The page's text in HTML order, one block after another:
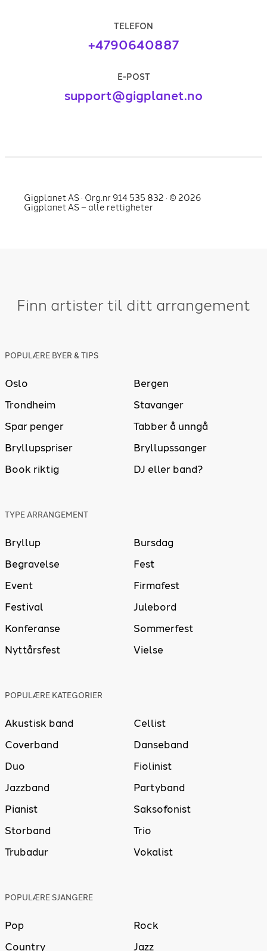
TELEFON
+4790640887
E-POST
support@gigplanet.no
Gigplanet AS · Org.nr 914 535 832 · © 2026
Gigplanet AS – alle rettigheter
Finn artister til ditt arrangement
POPULÆRE BYER & TIPS
Oslo
Bergen
Trondheim
Stavanger
Spar penger
Tabber å unngå
Bryllupspriser
Bryllupssanger
Book riktig
DJ eller band?
TYPE ARRANGEMENT
Bryllup
Bursdag
Begravelse
Fest
Event
Firmafest
Festival
Julebord
Konferanse
Sommerfest
Nyttårsfest
Vielse
POPULÆRE KATEGORIER
Akustisk band
Cellist
Coverband
Danseband
Duo
Fiolinist
Jazzband
Partyband
Pianist
Saksofonist
Storband
Trio
Trubadur
Vokalist
POPULÆRE SJANGERE
Pop
Rock
Country
Jazz